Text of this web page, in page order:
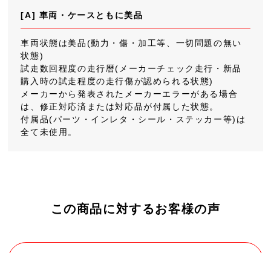
[A] 車両・ケースともに美品
車両状態は美品(動力・傷・加工等、一切問題の無い
状態)
試走数回程度の走行暦(メーカーチェック走行・新品
購入時の試走程度の走行傷が認められる状態)
メーカーから発表されたメーカーエラーがある場合
は、修正対応済または対応品が付属した状態。
付属品(パーツ・インレタ・シール・ステッカー等)は
全て未使用。
この商品に対するお客様の声